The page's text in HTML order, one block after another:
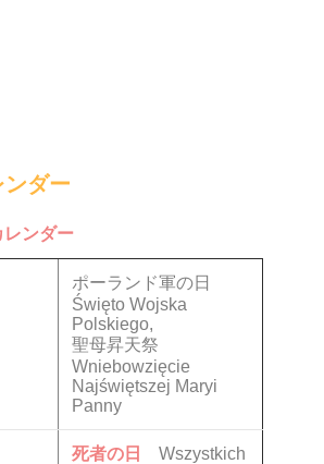
ンダー
ンダー
ポーランド軍の日
Święto Wojska
Polskiego,
聖母昇天祭
Wniebowzięcie
Najświętszej Maryi
Panny
死者の日
Wszystkich